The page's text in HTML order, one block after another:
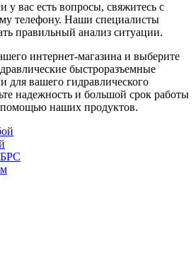
у вас есть вопросы, свяжитесь с
телефону. Наши специалисты
правильный анализ ситуации.
интернет-магазина и выберите
быстроразъемные
для вашего гидравлического
надежность и большой срок работы
помощью наших продуктов.
БРС